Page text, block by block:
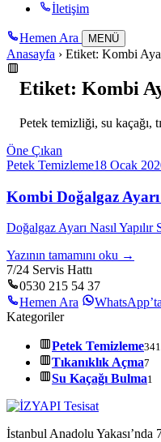
İletişim
Hemen Ara MENÜ
Anasayfa › Etiket: Kombi
Etiket: Kombi
Petek temizliği, su kaçağı,
Öne Çıkan
Petek Temizleme18 Ocak
Kombi Doğalgaz Ayarı
Doğalgaz Ayarı Nasıl
Yazının tamamını oku →
7/24 Servis Hattı
0530 215 54 37
Hemen Ara
Kategoriler
Petek Temizleme341
Tıkanıklık Açma7
Su Kaçağı Bulma1
İstanbul Anadolu